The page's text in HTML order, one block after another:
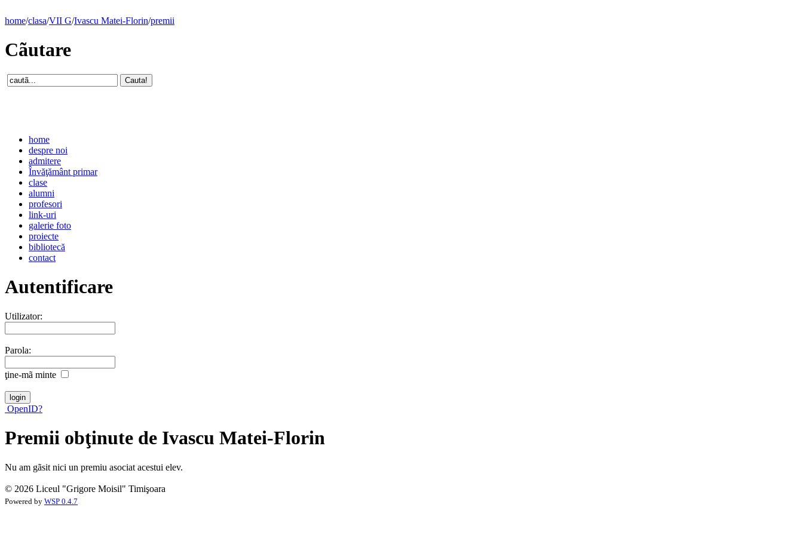
home/clasa/VII G/Ivascu Matei-Florin/premii
Cãutare
home
despre noi
admitere
Învăţământ primar
clase
alumni
profesori
link-uri
galerie foto
proiecte
bibliotecă
contact
Autentificare
Utilizator:
Parola:
ţine-mã minte
OpenID?
Premii obţinute de Ivascu Matei-Florin
Nu am gãsit nici un premiu asociat acestui elev.
© 2026 Liceul "Grigore Moisil" Timişoara
Powered by WSP 0.4.7